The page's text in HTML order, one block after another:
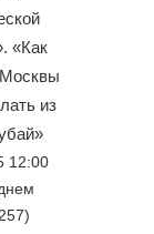
«Как
Москвы
из
12:00